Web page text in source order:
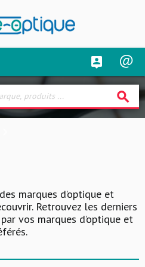
search
marques d’optique et
Retrouvez les derniers
vos marques d’optique et